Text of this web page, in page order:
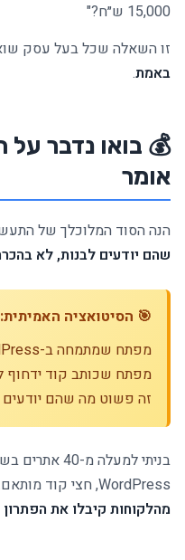
15,000 ש״ח?"
זו השאלה שכל בעל עסק
באמת.
💰 בואו נדבר
אומר
הנה הסוד המלוכלך של
שהם יודעים לבנות, לא
🎯 הסיטואציה האמיתית:
מפתח שכותב קוד ידחוף
זה פשוט מה שהם
בניתי למעלה
WordPress, חצי קוד מותאם.
מהלקוחות קיבלו את הפתרון